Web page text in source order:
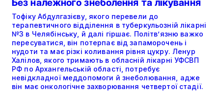
Тофіку Абдулгазієву, якого перевели до
терапевтичного відділення в туберкульозній лікарні
№3 в Челябінську, й далі гіршає. Політвʼязню важко
пересуватися, він потерпає від запаморочень і
нудоти та має різкі коливання рівня цукру. Ленур
Халілов, якого тримають в обласній лікарні УФСВП
РФ по Архангельській області, потребує
невідкладної меддопомоги й знеболювання, адже
він має онкологічне захворювання четвертої стадії.